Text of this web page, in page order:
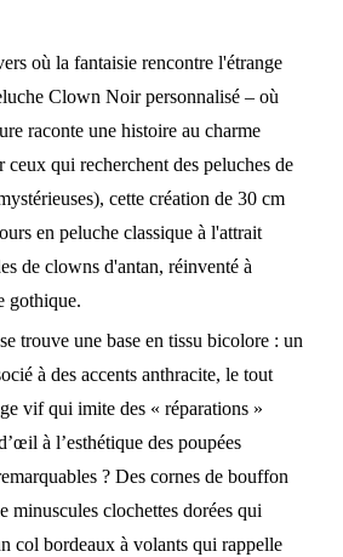
où la fantaisie rencontre l'étrange
Clown Noir personnalisé – où
raconte une histoire au charme
ceux qui recherchent des peluches de
cette création de 30 cm
en peluche classique à l'attrait
de clowns d'antan, réinventé à
gothique.
trouve une base en tissu bicolore : un
à des accents anthracite, le tout
vif qui imite des « réparations »
à l’esthétique des poupées
? Des cornes de bouffon
minuscules clochettes dorées qui
col bordeaux à volants qui rappelle